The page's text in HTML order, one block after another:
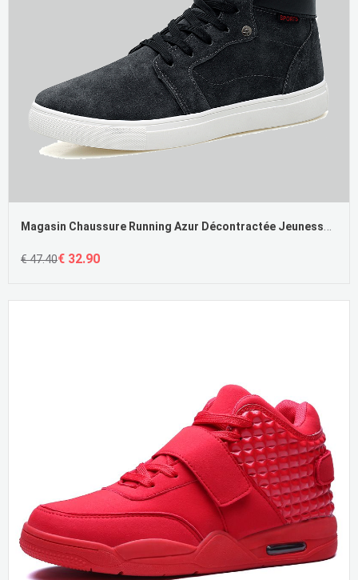
Magasin Chaussure Running Azur Décontractée Jeunesse Délavé En Daim Hautes Printemps Pas Cher
€ 47.40€ 32.90